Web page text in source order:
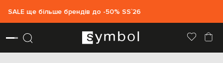
SALE ще більше брендів до -50% SS`26